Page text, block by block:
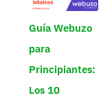
Guía Webuzo
para
Principiantes:
Los 10